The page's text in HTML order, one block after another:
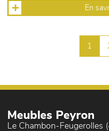
En
1
Meubles Peyron
Le Chambon-Feugerolles